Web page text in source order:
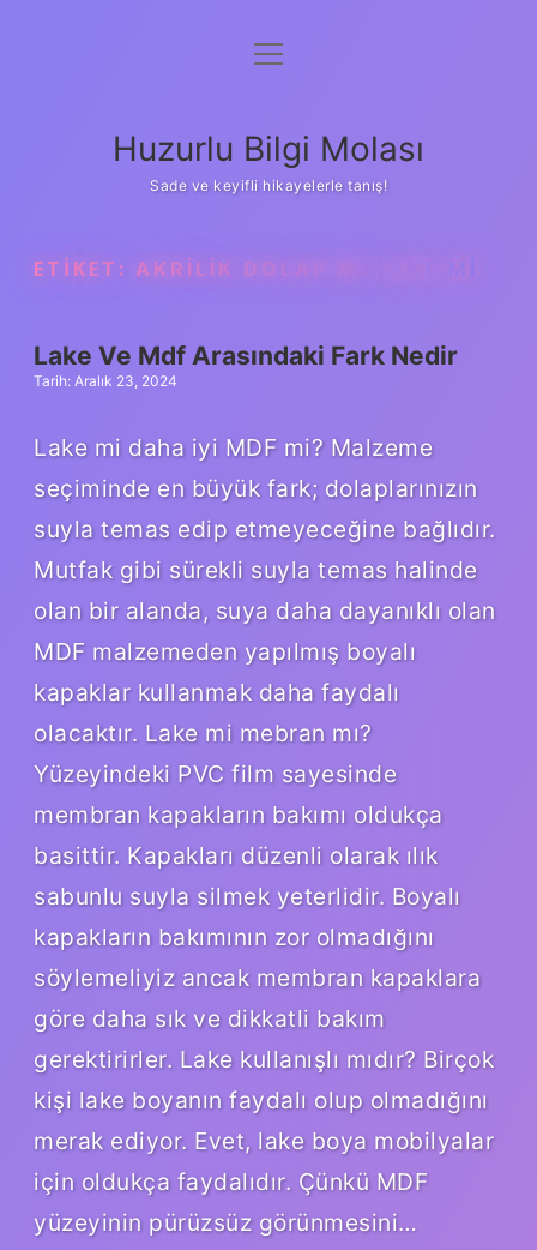
Anasayfa
Yasal Uyarı
menüyü
Huzurlu Bilgi Molası
Sade ve keyifli hikayelerle tanış!
ETIKET: AKRILIK DOLAP MI LAKE MI
Lake Ve Mdf Arasındaki Fark Nedir
Tarih: Aralık 23, 2024
Lake mi daha iyi MDF mi? Malzeme
seçiminde en büyük fark; dolaplarınızın
suyla temas edip etmeyeceğine bağlıdır.
Mutfak gibi sürekli suyla temas halinde
olan bir alanda, suya daha dayanıklı olan
MDF malzemeden yapılmış boyalı
kapaklar kullanmak daha faydalı
olacaktır. Lake mi mebran mı?
Yüzeyindeki PVC film sayesinde
membran kapakların bakımı oldukça
basittir. Kapakları düzenli olarak ılık
sabunlu suyla silmek yeterlidir. Boyalı
kapakların bakımının zor olmadığını
söylemeliyiz ancak membran kapaklara
göre daha sık ve dikkatli bakım
gerektirirler. Lake kullanışlı mıdır? Birçok
kişi lake boyanın faydalı olup olmadığını
merak ediyor. Evet, lake boya mobilyalar
için oldukça faydalıdır. Çünkü MDF
yüzeyinin pürüzsüz görünmesini…